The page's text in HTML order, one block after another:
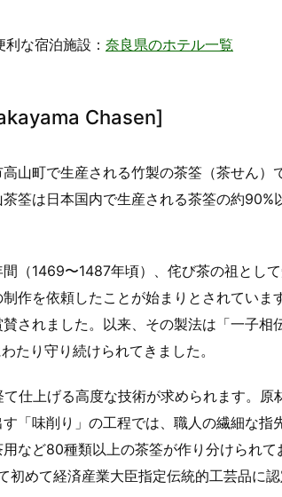
な宿泊施設： 奈良県のホテル一覧
Chasen]
山町で生産される竹製の茶筌（茶せん）
筌は日本国内で生産される茶筌の約90%
（1469〜1487年頃）、侘び茶の祖とし
作を依頼したことが始まりとされていま
されました。以来、その製法は「一子相
たり守り続けられてきました。
仕上げる高度な技術が求められます。原
「味削り」の工程では、職人の繊細な指
など80種類以上の茶筌が作り分けられ
めて経済産業大臣指定伝統的工芸品に認